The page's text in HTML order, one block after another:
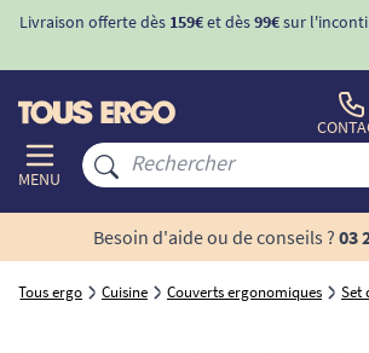
Livraison offerte dès 159€et dès99€sur
MENU
Besoin d'aide ou de conseils ? 03
Tous ergo Cuisine Couverts ergonomiques Set